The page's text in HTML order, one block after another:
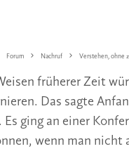
Forum Nachruf Verstehen, ohne
früherer Zeit
Das sagte
Es ging an einer
wenn man